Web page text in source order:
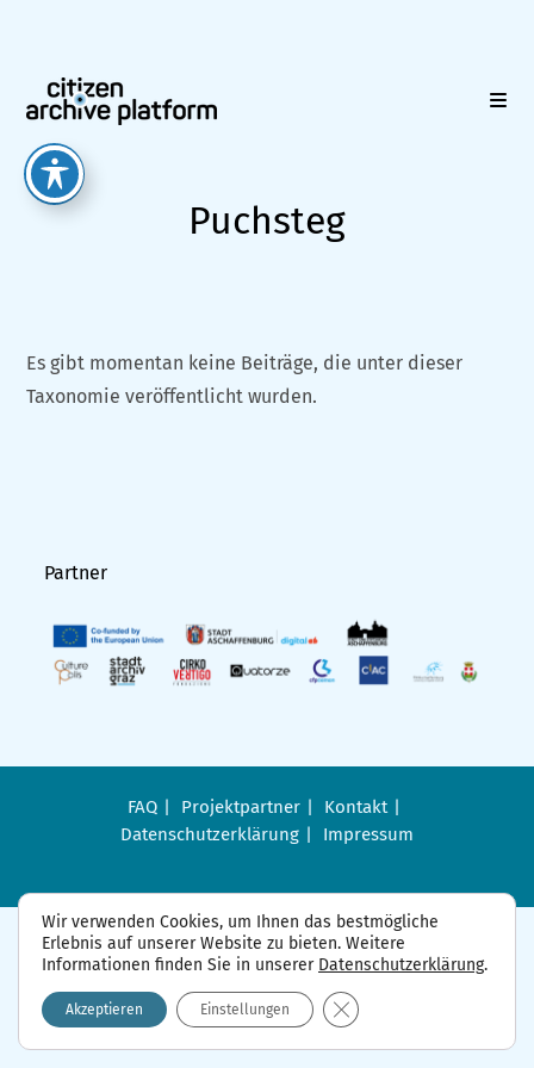
springen
Puchsteg
Es gibt momentan keine Beiträge, die unter dieser
Taxonomie veröffentlicht wurden.
Partner
FAQ Projektpartner
Kontakt
Datenschutzerklärung
Impressum
Wir verwenden Cookies, um Ihnen das bestmögliche
Erlebnis auf unserer Website zu bieten. Weitere
Informationen finden Sie in unserer Datenschutzerklärung.
Akzeptieren Einstellungen GDPR Cookie-Banner